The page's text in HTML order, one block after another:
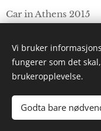
Car in
©
Art, Culture
Vi bruker
fungerer som det
brukeropplevelse.
Godta bare